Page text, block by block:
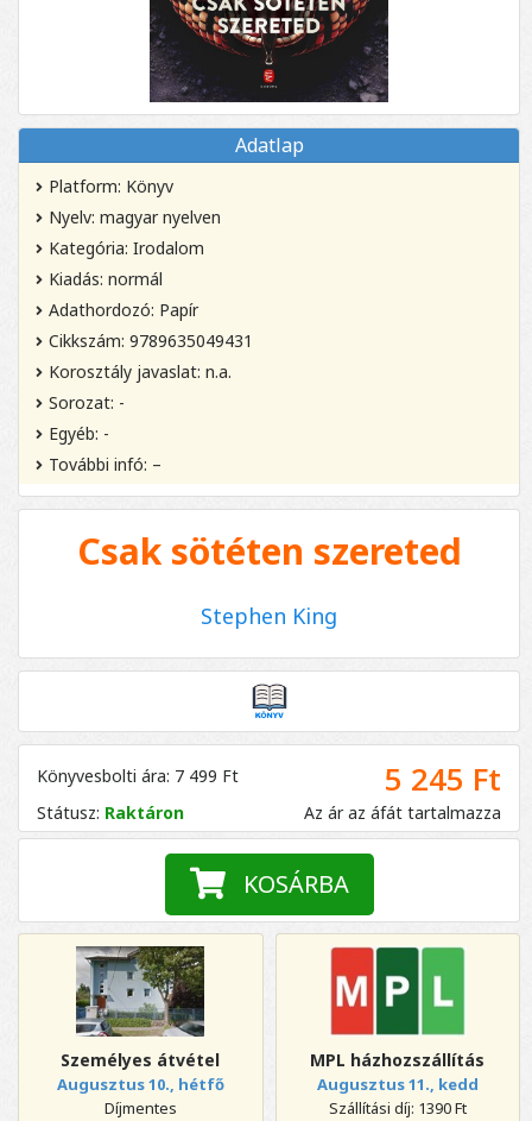
Adatlap
Platform: Könyv
Nyelv: magyar nyelven
Kategória: Irodalom
Kiadás: normál
Adathordozó: Papír
Cikkszám: 9789635049431
Korosztály javaslat: n.a.
Sorozat: -
Egyéb: -
További infó: –
Csak sötéten szereted
Stephen King
Könyvesbolti ára: 7 499 Ft
Státusz: Raktáron
5 245 Ft
Az ár az áfát tartalmazza
KOSÁRBA
Személyes átvétel
Augusztus 10., hétfő
Díjmentes
MPL házhozszállítás
Augusztus 11., kedd
Szállítási díj: 1390 Ft